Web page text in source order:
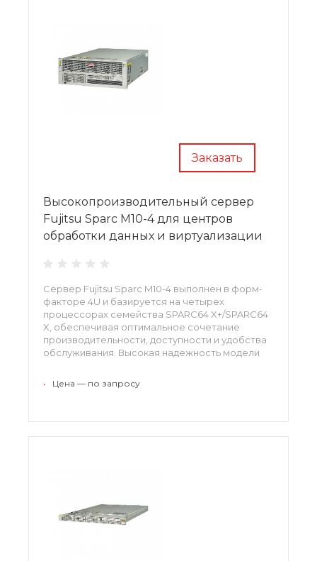
Заказать
Высокопроизводительный сервер
Fujitsu Sparc M10-4 для центров
обработки данных и виртуализации
Сервер Fujitsu Sparc M10-4 выполнен в форм-
факторе 4U и базируется на четырех
процессорах семейства SPARC64 X+/SPARC64
X, обеспечивая оптимальное сочетание
производительности, доступности и удобства
обслуживания. Высокая надежность модели
энергоэффективность - сократить
• Цена — по запросу